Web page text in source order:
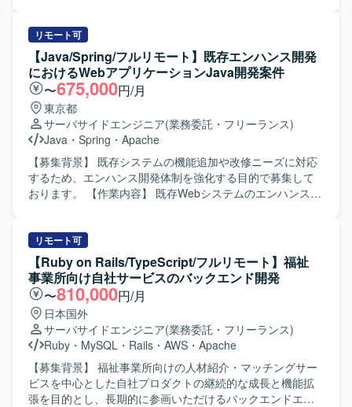
計・開発を行っていただきます。APIを中心としたサービス
設計や、クラウドネイティブ環境を前提としたアーキテク
チャ検討、サービス運用を見据えた監視や権限設計、セキ
ュリティ要件の反映などを推進していただきます。 【求め
る人物像】 技術だけでなくビジネスやユーザー視点を持
ち、「何を作るか」という上流の検討から自律的に動ける
方を求めています。新しいプロダクトをゼロから形にして
いくことに興味があり、ステークホルダーと協働しながら
サービス全体をより良くしていく姿勢をお持ちの方が望ま
しいです。 【ポジションの魅力】 日本の法規制に準拠した
国産AIクラウドという先進的な領域において、構想段階か
一員として、クラウド基盤とサービスの両面に影響力のあ
る設計・開発に携わることができる環境です。 【開発環
境】 クラウドネイティブ環境（コンテナ／Kubernetes／
CI・CD等）を前提としたバックエンドおよびAPI中心のア
ーキテクチャを採用予定です。
リモート可
【Java/Spring/フルリモート】既存エンハンス開発
におけるWebアプリケーションJava開発案件
〜675,000円/月
東京都
サーバサイドエンジニア(業務委託・フリーランス)
Java ・ Spring ・ Apache
【募集背景】 既存システムの機能追加や改修ニーズに対応
するため、エンハンス開発体制を強化する目的で募集して
おります。 【作業内容】 既存Webシステムのエンハンス開
に、ApacheやRDBを考慮した設計・実装、他者成果物のレ
ビュー、課題やリスクの抽出と改善推進などを行っていた
だきます。また、生成AIを活用した業務効率化も適宜検討
しながら進めていただきます。 【求める人物像】 自発的に
課題やリスクを発見し、関係者を巻き込みながら解決に動
ける方を求めております。顧客に対して分かりやすく説明
できるコミュニケーション力を持ち、新しい領域にも主体
的にキャッチアップできる方にご活躍いただきたいと考え
ております。 【ポジションの魅力】 既存システムのエンハ
ンス開発を通じて、上流からテストまで一貫したWebアプ
リケーション開発経験を積むことができます。他者成果物
リモート可
【Ruby on Rails/TypeScript/フルリモート】福祉
事業所向け自社サービスのバックエンド開発
〜810,000円/月
日本国外
サーバサイドエンジニア(業務委託・フリーランス)
Ruby ・ MySQL ・ Rails ・ AWS ・ Apache
【募集背景】 福祉事業所向けの人材紹介・マッチングサー
ビスを中心とした自社プロダクトの継続的な成長と機能拡
張を目的とし、長期的に参画いただけるバックエンドエン